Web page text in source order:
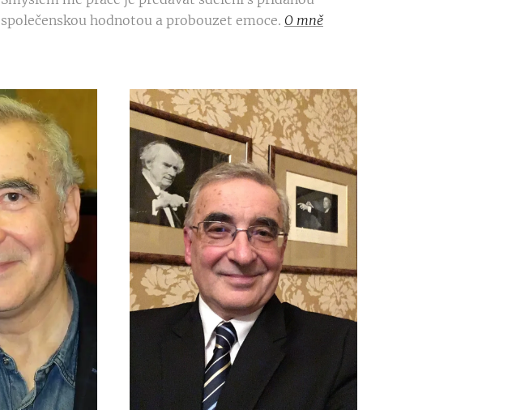
společenskou hodnotou a probouzet emoce. O mně